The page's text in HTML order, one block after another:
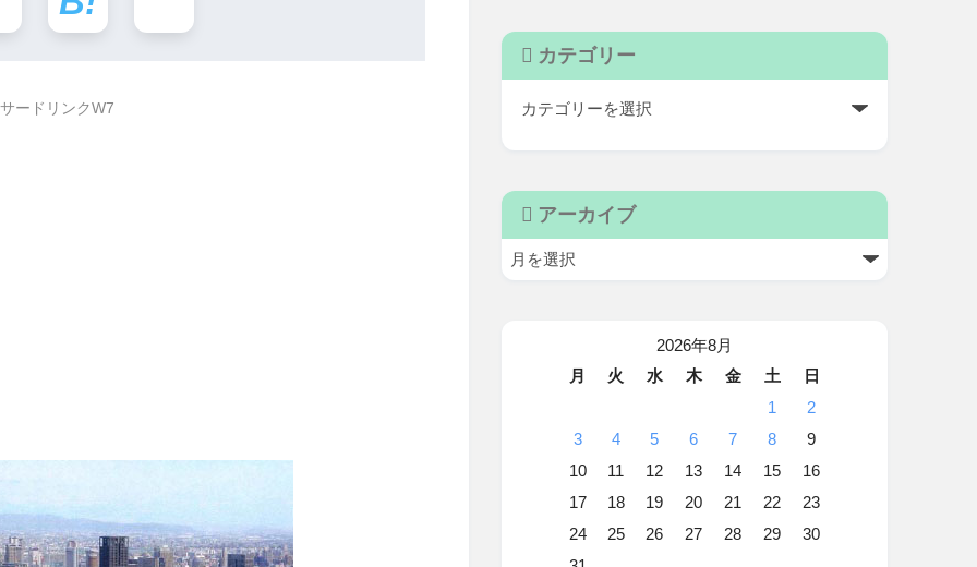
ードリンクW7
カテゴリー
アーカイブ
2026年8月
月
火 水 木 金 土
日
1
2
3
4 5 6 7 8
9
10
11 12 13 14 15
16
17
18 19 20 21 22
23
24
25 26 27 28 29
30